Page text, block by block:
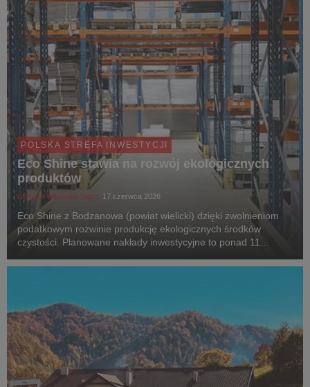
POLSKA STREFA INWESTYCJI
Eco Shine stawia na rozwój ekologicznych
produktów
Barbara Wityńska-Słącz 17 czerwca 2026
Eco Shine z Bodzanowa (powiat wielicki) dzięki zwolnieniom
podatkowym rozwinie produkcję ekologicznych środków
czystości. Planowane nakłady inwestycyjne to ponad 11
decyzję o wsparciu.